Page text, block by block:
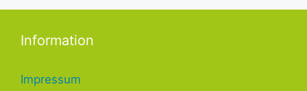
Information
Impressum